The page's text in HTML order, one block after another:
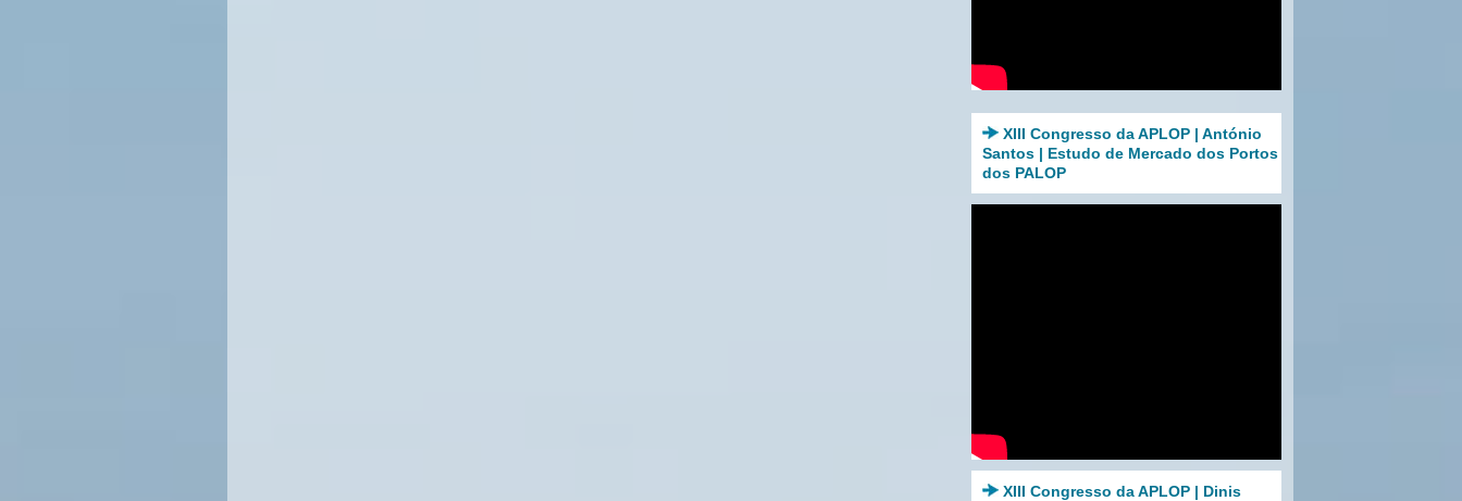
XIII Congresso da APLOP | António
Santos | Estudo de Mercado dos Portos
dos PALOP
XIII Congresso da APLOP | Dinis